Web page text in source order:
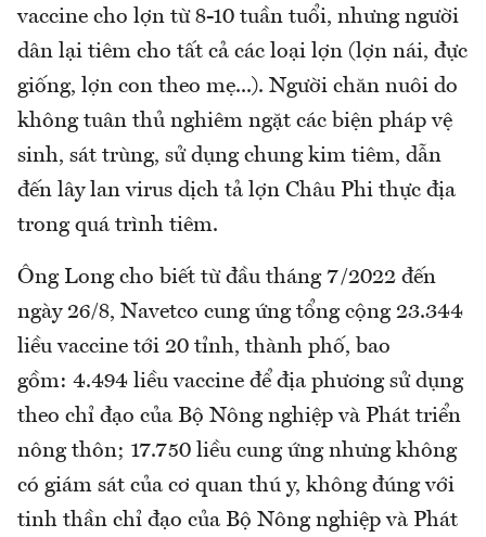
vaccine cho lợn từ 8-10 tuần tuổi, nhưng người
dân lại tiêm cho tất cả các loại lợn (lợn nái, đực
giống, lợn con theo mẹ...). Người chăn nuôi do
không tuân thủ nghiêm ngặt các biện pháp vệ
sinh, sát trùng, sử dụng chung kim tiêm, dẫn
đến lây lan virus dịch tả lợn Châu Phi thực địa
trong quá trình tiêm.
Ông Long cho biết từ đầu tháng 7/2022 đến
ngày 26/8, Navetco cung ứng tổng cộng 23.344
liều vaccine tới 20 tỉnh, thành phố, bao
gồm: 4.494 liều vaccine để địa phương sử dụng
theo chỉ đạo của Bộ Nông nghiệp và Phát triển
nông thôn; 17.750 liều cung ứng nhưng không
có giám sát của cơ quan thú y, không đúng với
tinh thần chỉ đạo của Bộ Nông nghiệp và Phát